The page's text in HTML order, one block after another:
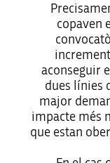
copaven
aconseguir
dues línies
major
impacte més
que estan